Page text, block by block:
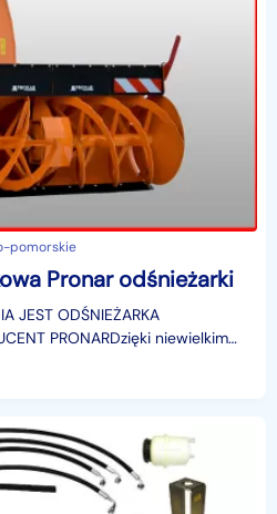
pomorskie
Pronar odśnieżarki
JEST ODŚNIEŻARKA
PRONARDzięki niewielkim
OW1.5 doskonale sprawdza